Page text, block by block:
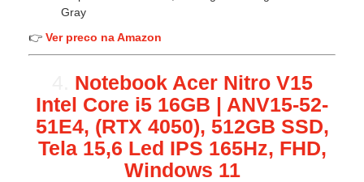
Gray
👉 Ver preco na Amazon
Notebook Acer Nitro V15
Intel Core i5 16GB | ANV15-52-
51E4, (RTX 4050), 512GB SSD,
Tela 15,6 Led IPS 165Hz, FHD,
Windows 11